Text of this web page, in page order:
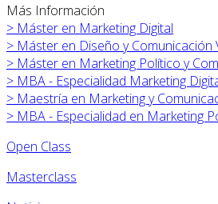
Más Información
> Máster en Marketing Digital
> Máster en Diseño y Comunicación
> Máster en Marketing Político y
> MBA - Especialidad Marketing
> Maestría en Marketing y
> MBA - Especialidad en Marketing
Open Class
Masterclass